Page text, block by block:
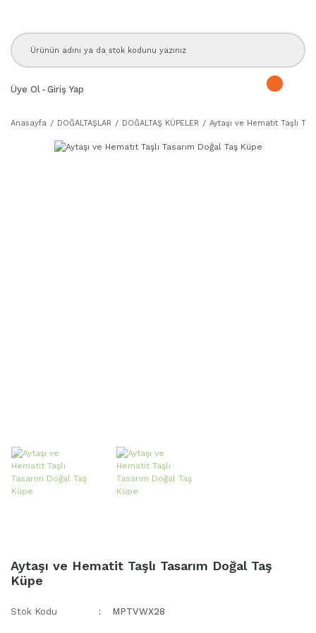
Üye Ol - Giriş Yap
Anasayfa DOĞALTAŞLAR DOĞALTAŞ KÜPELER Aytaşı ve Hematit Taşlı
Aytaşı ve Hematit Taşlı Tasarım Doğal Taş
Küpe
Stok Kodu MPTVWX28